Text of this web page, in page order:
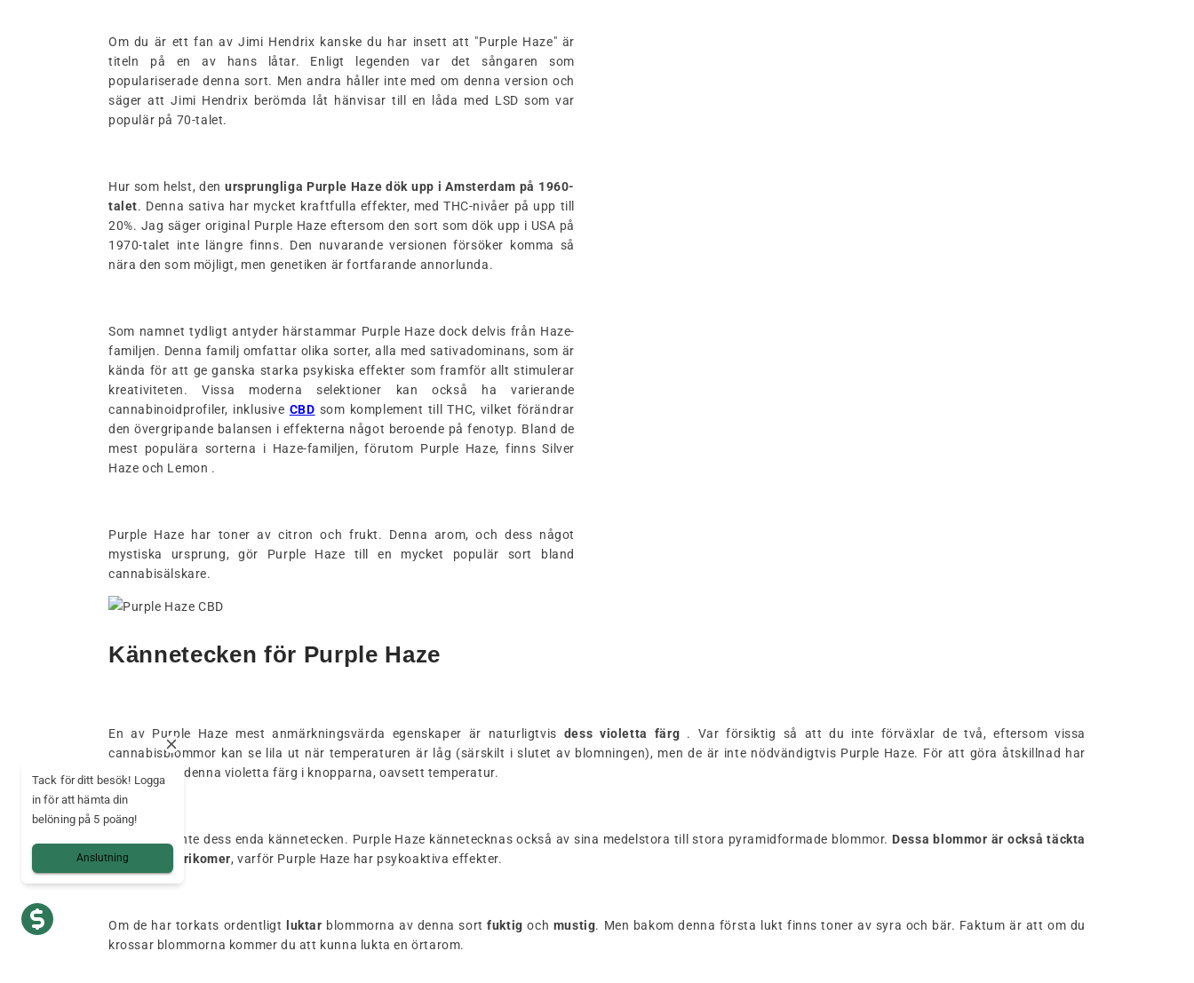
Om du är ett fan av Jimi Hendrix kanske du har insett att "Purple Haze" är
titeln på en av hans låtar. Enligt legenden var det sångaren som
populariserade denna sort. Men andra håller inte med om denna version och
säger att Jimi Hendrix berömda låt hänvisar till en låda med LSD som var
populär på 70-talet.
Hur som helst, den ursprungliga Purple Haze dök upp i Amsterdam på 1960-
talet. Denna sativa har mycket kraftfulla effekter, med THC-nivåer på upp till
20%. Jag säger original Purple Haze eftersom den sort som dök upp i USA på
1970-talet inte längre finns. Den nuvarande versionen försöker komma så
nära den som möjligt, men genetiken är fortfarande annorlunda.
Som namnet tydligt antyder härstammar Purple Haze dock delvis från Haze-
familjen. Denna familj omfattar olika sorter, alla med sativadominans, som är
kända för att ge ganska starka psykiska effekter som framför allt stimulerar
kreativiteten. Vissa moderna selektioner kan också ha varierande
cannabinoidprofiler, inklusive CBD som komplement till THC, vilket förändrar
den övergripande balansen i effekterna något beroende på fenotyp. Bland de
mest populära sorterna i Haze-familjen, förutom Purple Haze, finns Silver
Haze och Lemon .
Purple Haze har toner av citron och frukt. Denna arom, och dess något
mystiska ursprung, gör Purple Haze till en mycket populär sort bland
cannabisälskare.
Kännetecken för Purple Haze
En av Purple Haze mest anmärkningsvärda egenskaper är naturligtvis dessvioletta färg . Var försiktig så att du inte förväxlar de två, eftersom vissa
cannabisblommor kan se lila ut när temperaturen är låg (särskilt i slutet av blomningen), men de är inte nödvändigtvis Purple Haze. För att göra åtskillnad har
Purple Haze denna violetta färg i knopparna, oavsett temperatur.
Men det är inte dess enda kännetecken. Purple Haze kännetecknas också av sina medelstora till stora pyramidformade blommor. Dessa blommor är också täckta
av klibbiga trikomer, varför Purple Haze har psykoaktiva effekter.
Om de har torkats ordentligt luktar blommorna av denna sortfuktigoch mustig. Men bakom denna första lukt finns toner av syra och bär. Faktum är att om du
krossar blommorna kommer du att kunna lukta en örtarom.
Tack för ditt besök! Logga
in för att hämta din
belöning på 5 poäng!
Anslutning